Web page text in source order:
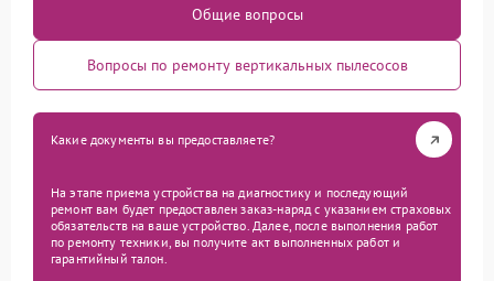
Общие вопросы
Вопросы по ремонту вертикальных пылесосов
Какие документы вы предоставляете?
На этапе приема устройства на диагностику и последующий
ремонт вам будет предоставлен заказ-наряд с указанием страховых
обязательств на ваше устройство. Далее, после выполнения работ
по ремонту техники, вы получите акт выполненных работ и
гарантийный талон.